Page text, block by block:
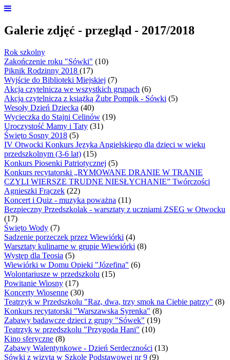
Galerie zdjęć - przegląd - 2017/2018
Rok szkolny
Zakończenie roku "Sówki" (10)
Piknik Rodzinny 2018 (17)
Wyjście do Biblioteki Miejskiej (7)
Akcja czytelnicza we wszystkich grupach (6)
Akcja czytelnicza z książką Żubr Pompik - Sówki (5)
Wesoły Dzień Dziecka (40)
Wycieczka do Stajni Celinów (19)
Uroczystość Mamy i Taty (31)
Święto Sosny 2018 (5)
IV Otwocki Konkurs Języka Angielskiego dla dzieci w wieku
przedszkolnym (3-6 lat) (15)
Konkurs Piosenki Patriotycznej (5)
Konkurs recytatorski „RYMOWANE DRANIE W TRANIE
CZYLI WIERSZE TRUDNE NIESŁYCHANIE” Twórczości
Agnieszki Frączek (22)
Koncert i Quiz - muzyka poważna (11)
Bezpieczny Przedszkolak - warsztaty z uczniami ZSEG w Otwocku
(17)
Święto Wody (7)
Sadzenie porzeczek przez Wiewiórki (4)
Warsztaty kulinarne w grupie Wiewiórki (8)
Występ dla Teosia (5)
Wiewiórki w Domu Opieki "Józefina" (6)
Wolontariusze w przedszkolu (15)
Powitanie Wiosny (17)
Koncerty Wiosenne (30)
Teatrzyk w Przedszkolu "Raz, dwa, trzy smok na Ciebie patrzy" (8)
Konkurs recytatorski "Warszawska Syrenka" (8)
Zabawy badawcze dzieci z grupy "Sówek" (19)
Teatrzyk w przedszkolu "Przygoda Hani" (10)
Kino sferyczne (8)
Zabawy Walentynkowe - Dzień Serdeczności (13)
Sówki z wizytą w Szkole Podstawowej nr 9 (9)